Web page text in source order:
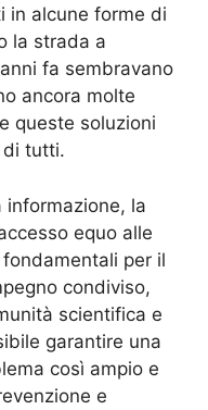
in alcune forme di
la strada a
fa sembravano
ancora molte
queste soluzioni
di tutti.
la
equo alle
per il
condiviso,
scientifica e
garantire una
così ampio e
e